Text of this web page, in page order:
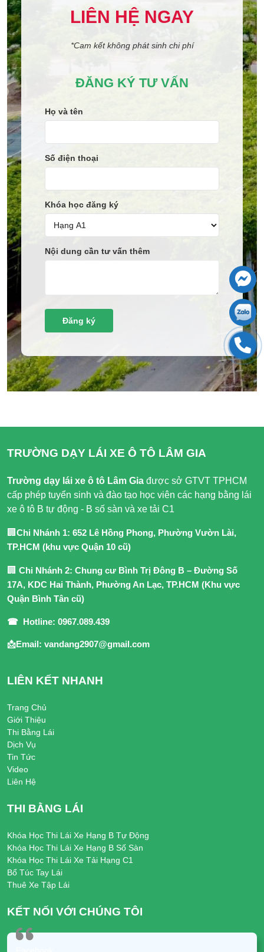
LIÊN HỆ NGAY
*Cam kết không phát sinh chi phí
ĐĂNG KÝ TƯ VẤN
Họ và tên
Số điện thoại
Khóa học đăng ký
Nội dung cần tư vấn thêm
TRƯỜNG DẠY LÁI XE Ô TÔ LÂM GIA
Trường dạy lái xe ô tô Lâm Gia được sở GTVT TPHCM
cấp phép tuyển sinh và đào tạo học viên các hạng bằng lái
xe ô tô B tự động - B số sàn và xe tải C1
🏢 Chi Nhánh 1: 652 Lê Hồng Phong, Phường Vườn Lài,
TP.HCM (khu vực Quận 10 cũ)
🏢 Chi Nhánh 2: Chung cư Bình Trị Đông B – Đường Số
17A, KDC Hai Thành, Phường An Lạc, TP.HCM (Khu vực
Quận Bình Tân cũ)
☎ Hotline: 0967.089.439
📩Email: vandang2907@gmail.com
LIÊN KẾT NHANH
Trang Chủ
Giới Thiệu
Thi Bằng Lái
Dịch Vụ
Tin Tức
Video
Liên Hệ
THI BẰNG LÁI
Khóa Học Thi Lái Xe Hạng B Tự Động
Khóa Học Thi Lái Xe Hạng B Số Sàn
Khóa Học Thi Lái Xe Tải Hạng C1
Bổ Túc Tay Lái
Thuê Xe Tập Lái
KẾT NỐI VỚI CHÚNG TÔI